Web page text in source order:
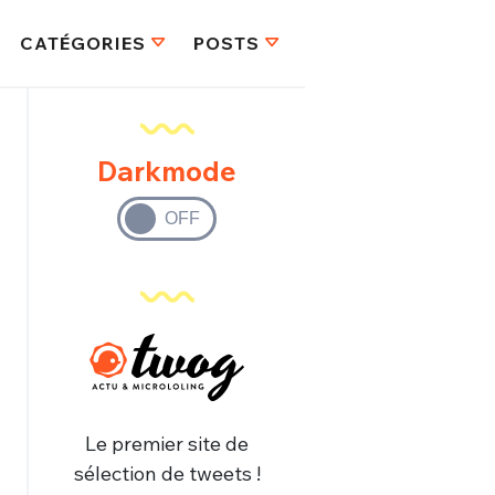
CATÉGORIES POSTS
Darkmode
Le premier site de
sélection de tweets !